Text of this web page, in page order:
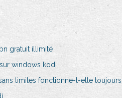
gratuit illimité
windows kodi
limites fonctionne-t-elle toujours